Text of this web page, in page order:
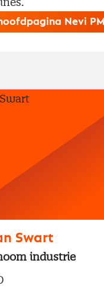
Nevi PMI
Swart
industrie